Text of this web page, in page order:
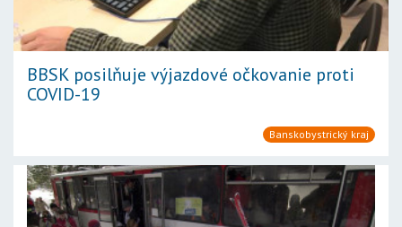
BBSK posilňuje výjazdové očkovanie proti
COVID-19
Banskobystrický kraj